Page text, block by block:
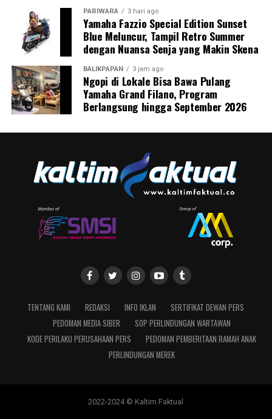
PARIWARA 3 hari ago
Yamaha Fazzio Special Edition Sunset
Blue Meluncur, Tampil Retro Summer
dengan Nuansa Senja yang Makin Skena
BALIKPAPAN 3 jam ago
Ngopi di Lokale Bisa Bawa Pulang
Yamaha Grand Filano, Program
Berlangsung hingga September 2026
TENTANG KAMI REDAKSI INFO IKLAN
SERTIFIKAT DEWAN PERS
PEDOMAN MEDIA SIBER
SOP PERLINDUNGAN WARTAWAN
KODE PERILAKU PERUSAHAAN PERS
PEDOMAN PEMBERITAAN RAMAH ANAK
PERLINDUNGAN MEREK
2022-2024 © Kaltim Faktual